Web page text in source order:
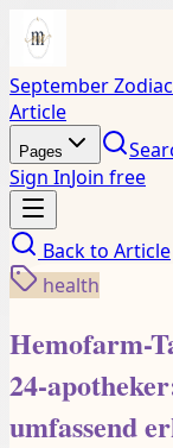
September Zodiac
Article
Pages
Sign InJoin free
Back to Article
health
Hemofarm-
24-
umfassend